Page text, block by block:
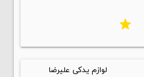
star
لوازم یدکی علیرضا